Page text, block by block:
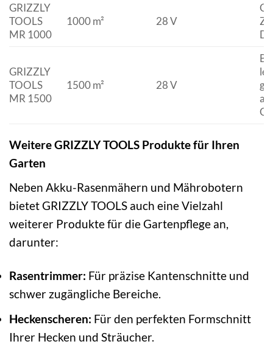
GRIZZLY
TOOLS
MR 1000
1000 m² 28 V
GRIZZLY
TOOLS
MR 1500
1500 m² 28 V
Weitere GRIZZLY TOOLS Produkte für Ihren
Garten
Neben Akku-Rasenmähern und Mährobotern
bietet GRIZZLY TOOLS auch eine Vielzahl
weiterer Produkte für die Gartenpflege an,
darunter:
Rasentrimmer: Für präzise Kantenschnitte und
schwer zugängliche Bereiche.
Heckenscheren: Für den perfekten Formschnitt
Ihrer Hecken und Sträucher.